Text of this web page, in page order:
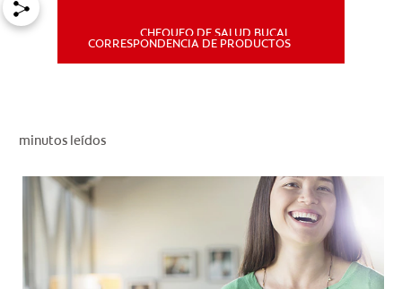
PARA PROFESIONALES
AR (ES)
SUSCRIBITE
CHEQUEO DE SALUD BUCAL
CORRESPONDENCIA DE PRODUCTOS
minutos leídos